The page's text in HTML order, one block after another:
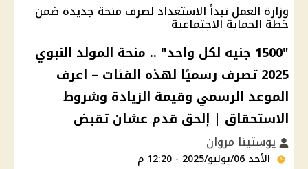
وزارة العمل تبدأ الاستعداد لصرف منحة جديدة ضمن
خطة الحماية الاجتماعية
"1500 جنيه لكل واحد" .. منحة المولد النبوي
2025 تصرف رسميًا لهذه الفئات – اعرف
الموعد الرسمي وقيمة الزيادة وشروط
الاستحقاق | إلحق قدم عشان تقبض
يوستينا مروان
الأحد 06/يوليو/2025 - 12:20 م